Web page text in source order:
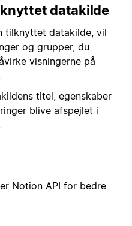
datakilde
tilknyttet datakilde, vil
og grupper, du
visningerne på
titel, egenskaber
blive afspejlet i
Notion API for bedre